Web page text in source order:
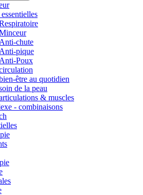
Anti-chute
Anti-pique
Anti-Poux
être au quotidien
de la peau
& muscles
- combinaisons